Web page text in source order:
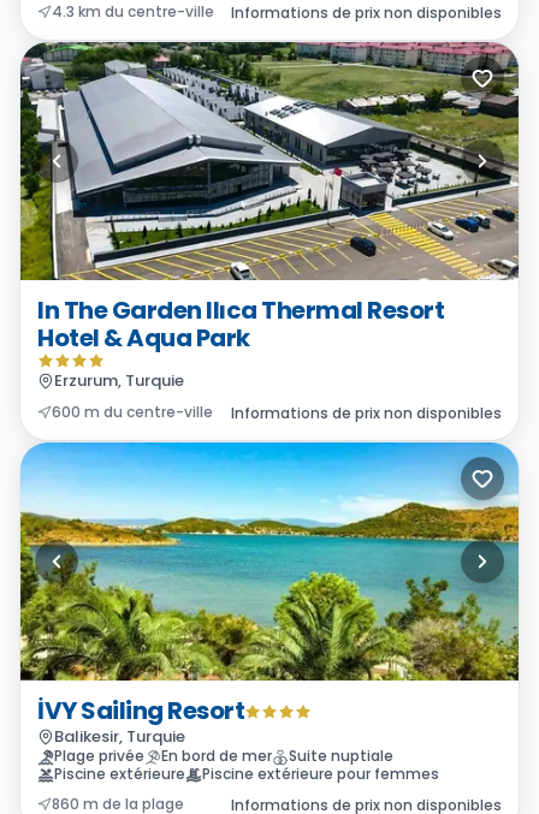
4.3 km du centre-ville Informations de prix non disponibles
In The Garden Ilıca Thermal Resort
Hotel & Aqua Park
Erzurum, Turquie
600 m du centre-ville Informations de prix non disponibles
İVY Sailing Resort
Balikesir, Turquie
Plage privée En bord de mer
Suite nuptiale
Piscine extérieure
Piscine extérieure pour femmes
860 m de la plage
Informations de prix non disponibles